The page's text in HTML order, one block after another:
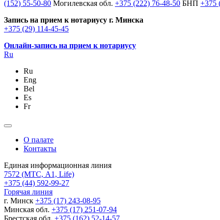
(152) 55-50-80 Могилевская обл. +375 (222) 76-48-50 БНП +375
Запись на прием к нотариусу г. Минска
+375 (29) 114-45-45
Онлайн-запись на прием к нотариусу
Ru
Ru
Eng
Bel
Es
Fr
О палате
Контакты
Единая информационная линия
7572 (МТС, A1, Life)
+375 (44) 592-99-27
Горячая линия
г. Минск +375 (17) 243-08-95
Минская обл. +375 (17) 251-07-94
Брестская обл. +375 (162) 52-14-57